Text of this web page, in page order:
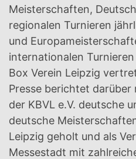
Meisterschaften,
regionalen Turnieren
und
internationalen
Box Verein Leipzig
Presse berichtet darüber
der KBVL e.V. deutsche
deutsche
Leipzig geholt und als
Messestadt mit